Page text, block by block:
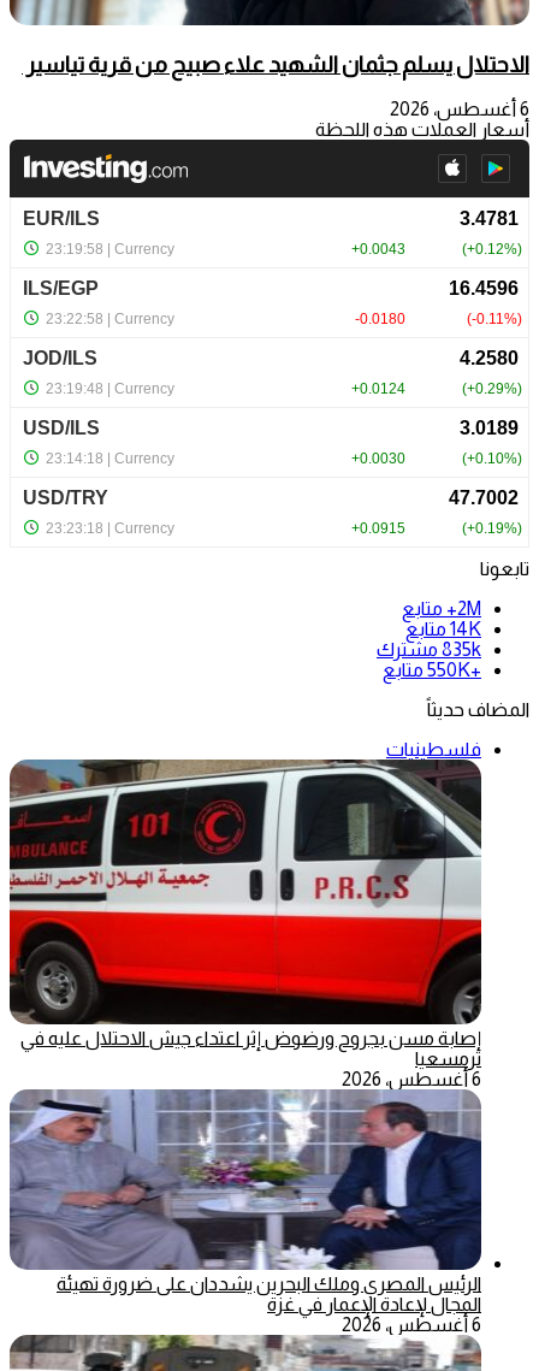
الاحتلال يسلم جثمان الشهيد علاء صبيح من قرية تياسير
6 أغسطس، 2026
أسعار العملات هذه اللحظة
تابعونا
2M+
متابع
14K متابع
835k مشترك
+550K
متابع
المضاف حديثاً
فلسطينيات
إصابة مسن بجروح ورضوض إثر اعتداء جيش الاحتلال عليه في
ترمسعيا
6 أغسطس، 2026
الرئيس المصري وملك البحرين يشددان على ضرورة تهيئة
المجال لإعادة الإعمار في غزة
6 أغسطس، 2026